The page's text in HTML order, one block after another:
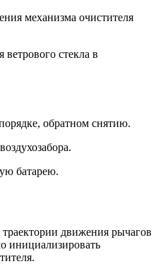
механизма очистителя
стекла в
обратном снятию.
батарею.
движения рычагов
инициализировать